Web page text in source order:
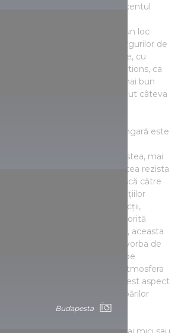
Budapesta
cu ceva specialități, accentul
fiecare an, Budapesta ocupă un loc
clasamentului mondial al târgurilor de
Bazilică a fost votat online, cu
al European Best Destinations, ca
anul 2020, și ca al doilea cel mai bun
lângă aceasta am mai obținut câteva
nu sunt aleatorii: capitala ungară este
festive, și, pe lângă acestea, mai
și vin fiert, cine ar putea rezista
mulți preferă să călătorească către
pe timp de vară, datorită condițiilor
și a numeroaselor distracții,
văzută și pe timp de iarnă: datorită
care cuprinde întregul oraș, aceasta
decât pe timp de vară, fie vorba de
ori desfătări culinare. Iar pe
ale orașului oferă atmosfera
chiar dacă nu ninge, iar acest aspect
important, din cauza schimbărilor